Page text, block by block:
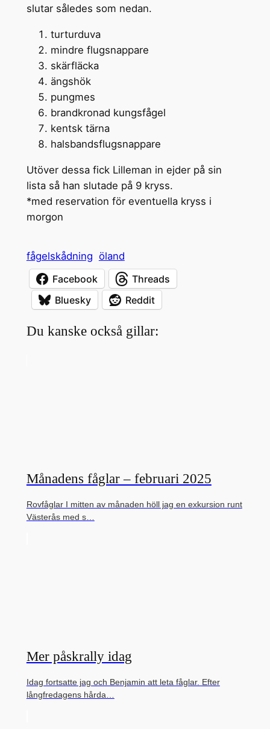
slutar således som nedan.
turturduva
mindre flugsnappare
skärfläcka
ängshök
pungmes
brandkronad kungsfågel
kentsk tärna
halsbandsflugsnappare
Utöver dessa fick Lilleman in ejder på sin
lista så han slutade på 9 kryss.
*med reservation för eventuella kryss i
morgon
fågelskådning öland
Facebook
Threads
Bluesky
Reddit
Du kanske också gillar:
Månadens fåglar – februari 2025
Rovfåglar I mitten av månaden höll jag en exkursion runt
Västerås med s…
Mer påskrally idag
Idag fortsatte jag och Benjamin att leta fåglar. Efter
långfredagens hårda…